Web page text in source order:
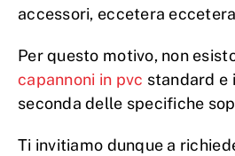
accessori, eccetera
Per questo motivo, non
capannoni in pvc standard e
seconda delle specifiche
Ti invitiamo dunque a